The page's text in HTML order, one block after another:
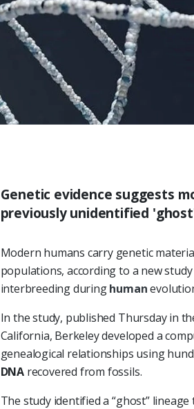
Genetic evidence suggests
previously unidentified
Modern humans carry genetic
populations, according to a new
interbreeding duringhuman
In the study, published Thursday in
California, Berkeley developed a
genealogical relationships using
DNArecovered from fossils.
The study identified a “ghost”